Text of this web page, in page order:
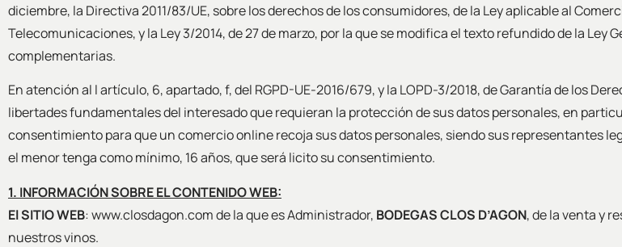
diciembre, la Directiva 2011/83/UE, sobre los derechos de los consumidores, de la Ley aplicable al
Telecomunicaciones, y la Ley 3/2014, de 27 de marzo, por la que se modifica el texto refundido de la Ley
complementarias.
En atención al l artículo, 6, apartado, f, del RGPD-UE-2016/679, y la LOPD-3/2018, de Garantía de los
libertades fundamentales del interesado que requieran la protección de sus datos personales, en
consentimiento para que un comercio online recoja sus datos personales, siendo sus representantes
el menor tenga como mínimo, 16 años, que será licito su consentimiento.
1. INFORMACIÓN SOBRE EL CONTENIDO WEB:
El SITIO WEB: www.closdagon.com de la que es Administrador, BODEGAS CLOS D’AGON, de la venta y
nuestros vinos.